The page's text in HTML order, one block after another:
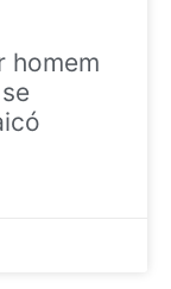
homem